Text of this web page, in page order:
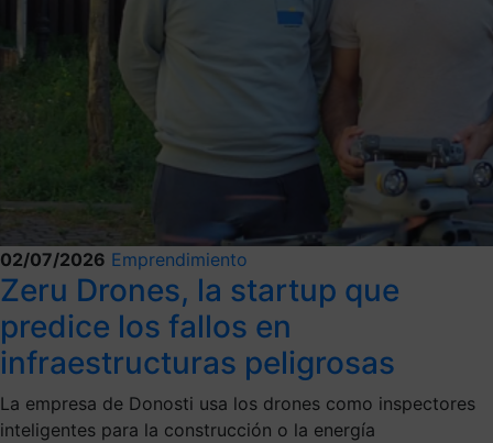
02/07/2026 Emprendimiento
Zeru Drones, la startup que
predice los fallos en
infraestructuras peligrosas
La empresa de Donosti usa los drones como inspectores
inteligentes para la construcción o la energía